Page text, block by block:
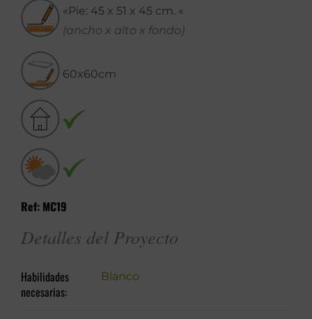
«Pie: 45 x 51 x 45 cm. «
(ancho x alto x fondo)
60x60cm
Ref: MC19
Detalles del Proyecto
Habilidades
necesarias:
Blanco